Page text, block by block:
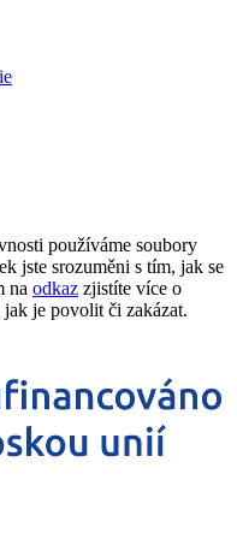
používáme soubory
jste srozuměni s tím, jak se
na odkaz zjistíte více o
je povolit či zakázat.